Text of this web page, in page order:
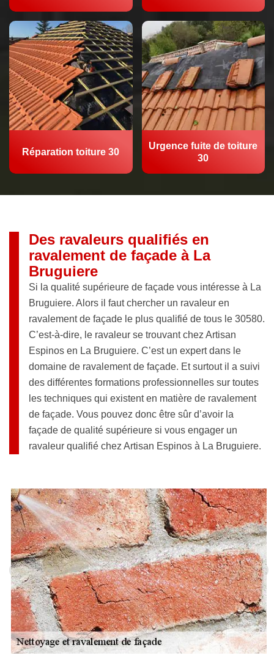
Réparation toiture 30
Urgence fuite de toiture
30
Des ravaleurs qualifiés en
ravalement de façade à La
Bruguiere
Si la qualité supérieure de façade vous intéresse à La
Bruguiere. Alors il faut chercher un ravaleur en
ravalement de façade le plus qualifié de tous le 30580.
C’est-à-dire, le ravaleur se trouvant chez Artisan
Espinos en La Bruguiere. C’est un expert dans le
domaine de ravalement de façade. Et surtout il a suivi
des différentes formations professionnelles sur toutes
les techniques qui existent en matière de ravalement
de façade. Vous pouvez donc être sûr d’avoir la
façade de qualité supérieure si vous engager un
ravaleur qualifié chez Artisan Espinos à La Bruguiere.